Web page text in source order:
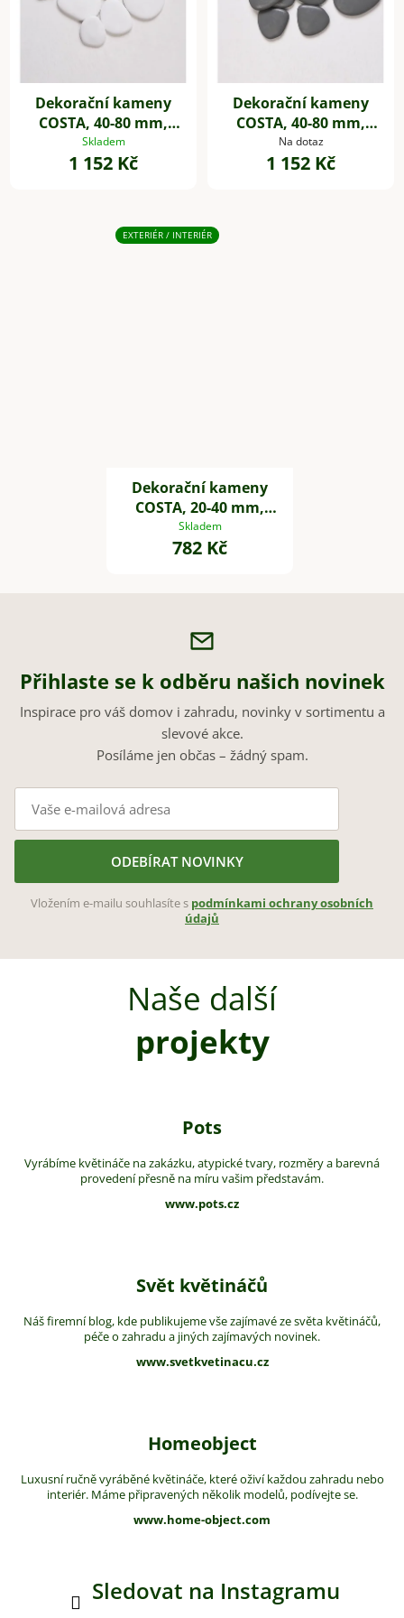
Dekorační kameny
COSTA, 40-80 mm,
plast, bílá
Skladem
1 152 Kč
Dekorační kameny
COSTA, 40-80 mm,
plast, šedá
Na dotaz
1 152 Kč
EXTERIÉR / INTERIÉR
Dekorační kameny
COSTA, 20-40 mm,
plast, černá
Skladem
782 Kč
Přihlaste se k odběru našich novinek
Inspirace pro váš domov i zahradu, novinky v sortimentu a
slevové akce.
Posíláme jen občas – žádný spam.
ODEBÍRAT NOVINKY
Vložením e-mailu souhlasíte s podmínkami ochrany osobních
údajů
Naše další
projekty
Pots
Vyrábíme květináče na zakázku, atypické tvary, rozměry a barevná
provedení přesně na míru vašim představám.
www.pots.cz
Svět květináčů
Náš firemní blog, kde publikujeme vše zajímavé ze světa květináčů,
péče o zahradu a jiných zajímavých novinek.
www.svetkvetinacu.cz
Homeobject
Luxusní ručně vyráběné květináče, které oživí každou zahradu nebo
interiér. Máme připravených několik modelů, podívejte se.
www.home-object.com
Sledovat na Instagramu